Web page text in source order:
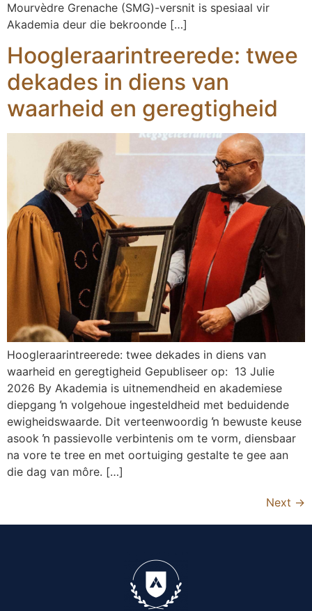
Mourvèdre Grenache (SMG)-versnit is spesiaal vir
Akademia deur die bekroonde […]
Hoogleraarintreerede: twee
dekades in diens van
waarheid en geregtigheid
Hoogleraarintreerede: twee dekades in diens van
waarheid en geregtigheid Gepubliseer op: 13 Julie
2026 By Akademia is uitnemendheid en akademiese
diepgang ŉ volgehoue ingesteldheid met beduidende
ewigheidswaarde. Dit verteenwoordig ŉ bewuste keuse
asook ŉ passievolle verbintenis om te vorm, diensbaar
na vore te tree en met oortuiging gestalte te gee aan
die dag van môre. […]
Next →